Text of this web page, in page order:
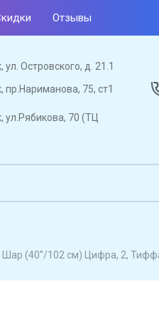
Отзывы
ул. Островского, д. 21.1
пр.Нариманова, 75, ст1
ул.Рябикова, 70 (ТЦ
Шар (40''/102 см) Цифра, 2,